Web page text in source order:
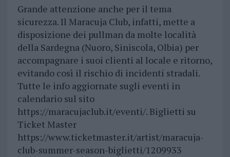
Grande attenzione anche per il tema
sicurezza. Il Maracuja Club, infatti, mette a
disposizione dei pullman da molte località
della Sardegna (Nuoro, Siniscola, Olbia) per
accompagnare i suoi clienti al locale e ritorno,
evitando così il rischio di incidenti stradali.
Tutte le info aggiornate sugli eventi in
calendario sul sito
https://maracujaclub.it/eventi/. Biglietti su
Ticket Master
https://www.ticketmaster.it/artist/maracuja-
club-summer-season-biglietti/1209933